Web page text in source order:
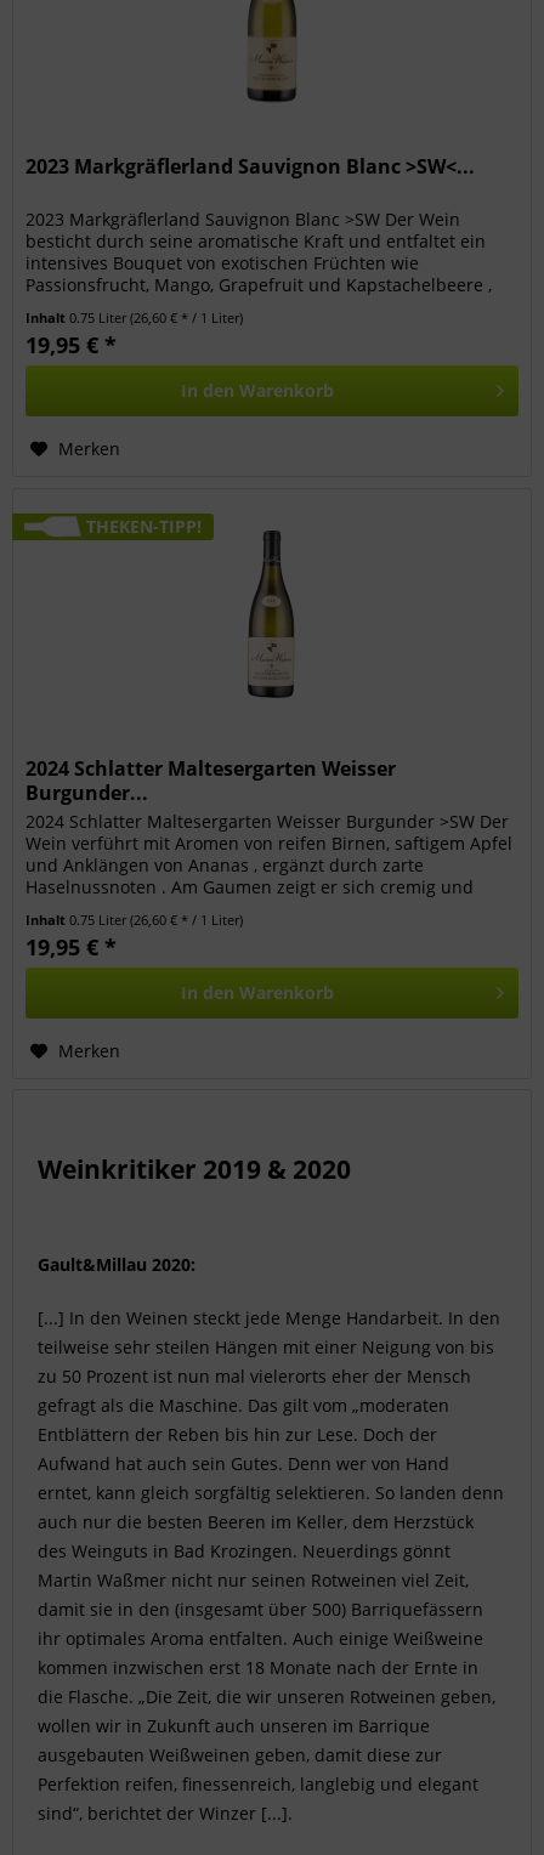
2023 Markgräflerland Sauvignon Blanc >SW<...
2023 Markgräflerland Sauvignon Blanc >SW Der Wein
besticht durch seine aromatische Kraft und entfaltet ein
intensives Bouquet von exotischen Früchten wie
Passionsfrucht, Mango, Grapefruit und Kapstachelbeere ,
Inhalt0.75 Liter(26,60 € * / 1 Liter)
19,95 € *
In den Warenkorb
Merken
THEKEN-TIPP!
2024 Schlatter Maltesergarten Weisser
Burgunder...
2024 Schlatter Maltesergarten Weisser Burgunder >SW Der
Wein verführt mit Aromen von reifen Birnen, saftigem Apfel
und Anklängen von Ananas , ergänzt durch zarte
Haselnussnoten . Am Gaumen zeigt er sich cremig und
Inhalt0.75 Liter(26,60 € * / 1 Liter)
19,95 € *
In den Warenkorb
Merken
Weinkritiker 2019 & 2020
Gault&Millau 2020:
[...] In den Weinen steckt jede Menge Handarbeit. In den
teilweise sehr steilen Hängen mit einer Neigung von bis
zu 50 Prozent ist nun mal vielerorts eher der Mensch
gefragt als die Maschine. Das gilt vom „moderaten
Entblättern der Reben bis hin zur Lese. Doch der
Aufwand hat auch sein Gutes. Denn wer von Hand
erntet, kann gleich sorgfältig selektieren. So landen denn
auch nur die besten Beeren im Keller, dem Herzstück
des Weinguts in Bad Krozingen. Neuerdings gönnt
Martin Waßmer nicht nur seinen Rotweinen viel Zeit,
damit sie in den (insgesamt über 500) Barriquefässern
ihr optimales Aroma entfalten. Auch einige Weißweine
kommen inzwischen erst 18 Monate nach der Ernte in
die Flasche. „Die Zeit, die wir unseren Rotweinen geben,
wollen wir in Zukunft auch unseren im Barrique
ausgebauten Weißweinen geben, damit diese zur
Perfektion reifen, finessenreich, langlebig und elegant
sind“, berichtet der Winzer [...].